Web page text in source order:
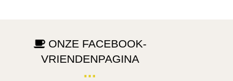
ONZE FACEBOOK-
VRIENDENPAGINA